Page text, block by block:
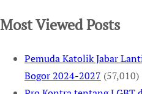
Most Viewed Posts
Pemuda Katolik Jabar
Bogor 2024-2027 (57,010)